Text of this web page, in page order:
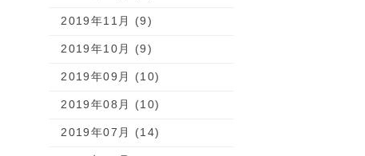
2019年11月 (9)
2019年10月 (9)
2019年09月 (10)
2019年08月 (10)
2019年07月 (14)